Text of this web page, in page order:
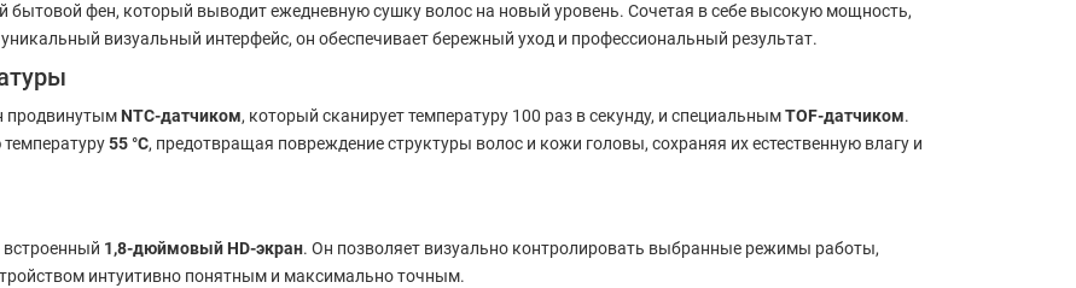
бытовой фен, который выводит ежедневную сушку волос на новый уровень. Сочетая в себе высокую мощность,
визуальный интерфейс, он обеспечивает бережный уход и профессиональный результат.
продвинутым NTC-датчиком, который сканирует температуру 100 раз в секунду, и специальнымTOF-датчиком.
55 °C, предотвращая повреждение структуры волос и кожи головы, сохраняя их естественную влагу и
встроенный 1,8-дюймовый HD-экран. Он позволяет визуально контролировать выбранные режимы работы,
интуитивно понятным и максимально точным.